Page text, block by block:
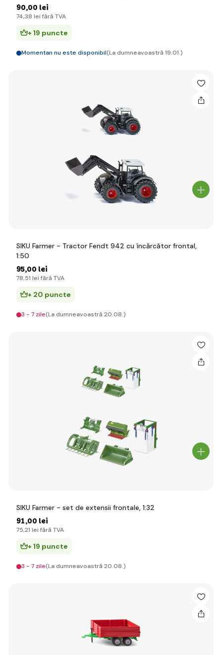
90,00 lei
74,38 lei fără TVA
+ 19 puncte
Momentan nu este disponibil(La dumneavoastră 19.01.)
SIKU Farmer - Tractor Fendt 942 cu încărcător frontal,
1:50
95,00 lei
78,51 lei fără TVA
+ 20 puncte
3 - 7 zile(La dumneavoastră 20.08.)
SIKU Farmer - set de extensii frontale, 1:32
91,00 lei
75,21 lei fără TVA
+ 19 puncte
3 - 7 zile(La dumneavoastră 20.08.)